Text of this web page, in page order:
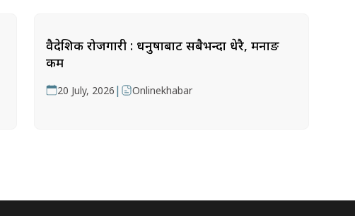
वैदेशिक रोजगारी : धनुषाबाट सबैभन्दा धेरै, मनाङ
कम
20 July, 2026 | Onlinekhabar